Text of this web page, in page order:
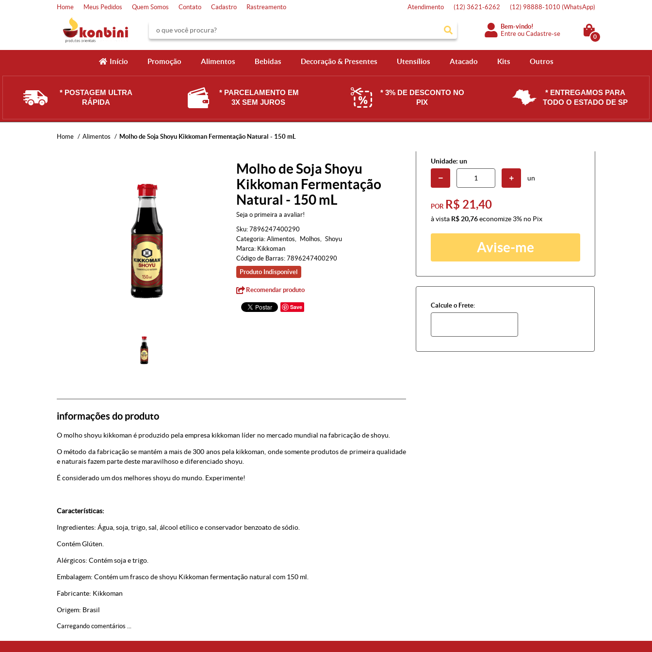
Home Meus Pedidos Quem Somos Contato Cadastro Rastreamento Atendimento (12) 3621-6262 (12) 98888-1010 (WhatsApp)
Bem-vindo!
Entre ouCadastre-se 0
Início Promoção Alimentos Bebidas Decoração & Presentes Utensílios Atacado Kits Outros
* POSTAGEM ULTRA
RÁPIDA
* PARCELAMENTO EM
3X SEM JUROS
* 3% DE DESCONTO NO
PIX
* ENTREGAMOS PARA
TODO O ESTADO DE SP
Home Alimentos Molho de Soja Shoyu Kikkoman Fermentação Natural - 150 mL
Molho de Soja Shoyu
Kikkoman Fermentação
Natural - 150 mL
Seja o primeira a avaliar!
Sku: 7896247400290
Categoria: Alimentos Molhos
Shoyu
Marca: Kikkoman
Código de Barras: 7896247400290
Produto Indisponível
Recomendar produto
Save
Unidade: un
un
POR R$ 21,40
à vista R$ 20,76economize 3% no Pix
Avise-me
Calcule o Frete:
informações do produto
O molho shoyu kikkoman é produzido pela empresa kikkoman líder no mercado mundial na fabricação de shoyu.
O método da fabricação se mantém a mais de 300 anos pela kikkoman, onde somente produtos de primeira qualidade
e naturais fazem parte deste maravilhoso e diferenciado shoyu.
É considerado um dos melhores shoyu do mundo. Experimente!
Características:
Ingredientes: Água, soja, trigo, sal, álcool etílico e conservador benzoato de sódio.
Contém Glúten.
Alérgicos: Contém soja e trigo.
Embalagem: Contém um frasco de shoyu Kikkoman fermentação natural com 150 ml.
Fabricante: Kikkoman
Origem: Brasil
Carregando comentários ...